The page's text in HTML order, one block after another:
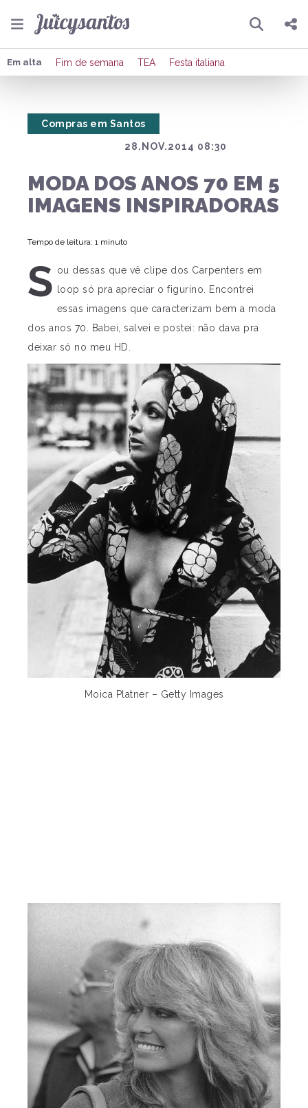
Pesquisar
Compartilhar
Publicar no X
Em alta Fim de semana TEA Festa italiana
28.NOV.2014 08:30
Compras em Santos
MODA DOS ANOS 70 EM 5
IMAGENS INSPIRADORAS
Tempo de leitura: 1 minuto
S ou dessas que vê clipe dos Carpenters em
loop só pra apreciar o figurino. Encontrei
essas imagens que caracterizam bem a moda
dos anos 70. Babei, salvei e postei: não dava pra
deixar só no meu HD.
Moica Platner – Getty Images